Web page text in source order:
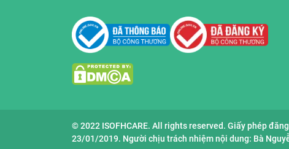
© 2022 ISOFHCARE. All rights reserved. Giấy phép
23/01/2019. Người chịu trách nhiệm nội dung: Bà